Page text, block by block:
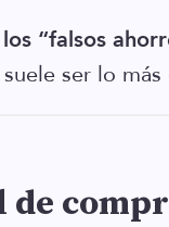
“falsos
ser lo
de